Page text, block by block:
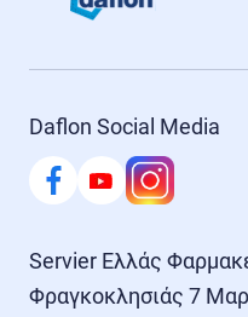
Daflon Social Media
Servier Ελλάς